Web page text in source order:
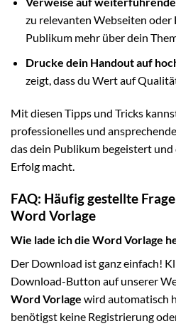
zu relevanten Webseiten oder
Publikum mehr über dein
Drucke dein Handout auf
zeigt, dass du Wert auf
Mit diesen Tipps und Tricks
professionelles und
das dein Publikum begeistert und
Erfolg macht.
FAQ: Häufig gestellte
Word Vorlage
Wie lade ich die Word Vorlage
Der Download ist ganz einfach!
Download-Button auf unserer
Word Vorlage wird automatisch
benötigst keine Registrierung